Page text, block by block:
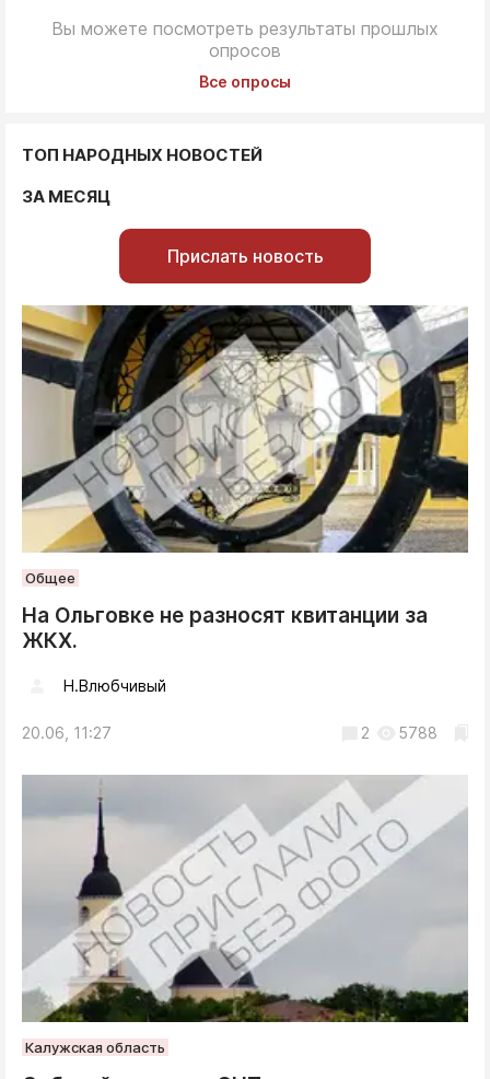
Вы можете посмотреть результаты прошлых
опросов
Все опросы
ТОП НАРОДНЫХ НОВОСТЕЙ
ЗА МЕСЯЦ
Прислать новость
Общее
На Ольговке не разносят квитанции за
ЖКХ.
Н.Влюбчивый
20.06, 11:27 2 5788
Калужская область